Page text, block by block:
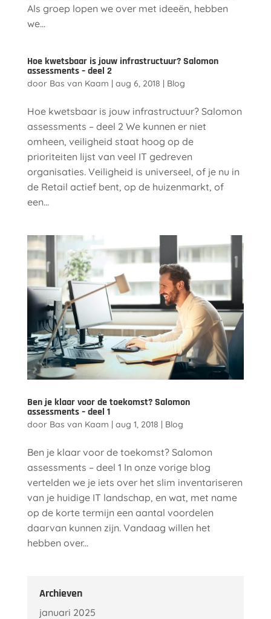
Als groep lopen we over met ideeën, hebben
we...
Hoe kwetsbaar is jouw infrastructuur? Salomon
assessments – deel 2
door Bas van Kaam | aug 6, 2018 | Blog
Hoe kwetsbaar is jouw infrastructuur? Salomon
assessments – deel 2 We kunnen er niet
omheen, veiligheid staat hoog op de
prioriteiten lijst van veel IT gedreven
organisaties. Veiligheid is universeel, of je nu in
de Retail actief bent, op de huizenmarkt, of
een...
Ben je klaar voor de toekomst? Salomon
assessments – deel 1
door Bas van Kaam | aug 1, 2018 | Blog
Ben je klaar voor de toekomst? Salomon
assessments – deel 1 In onze vorige blog
vertelden we je iets over het slim inventariseren
van je huidige IT landschap, en wat, met name
op de korte termijn een aantal voordelen
daarvan kunnen zijn. Vandaag willen het
hebben over...
Archieven
januari 2025